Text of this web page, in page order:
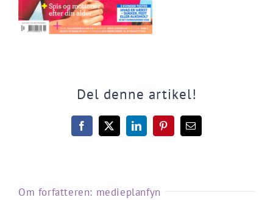
Del denne artikel!
Facebook
X LinkedInPinterest
E-
Om forfatteren: medieplanfyn